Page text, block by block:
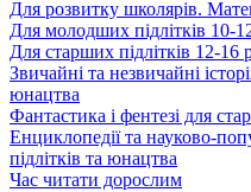
Для розвитку школярів.
Для молодших підлітків 10-
Для старших підлітків 12-16
Звичайні та незвичайні
юнацтва
Фантастика і фентезі для
Енциклопедії та науково-
підлітків та юнацтва
Час читати дорослим